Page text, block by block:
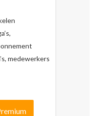
medewerkers